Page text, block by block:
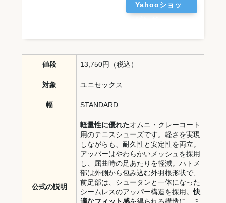
Yahooショッ
値段 13,750円（税込）
対象 ユニセックス
幅 STANDARD
公式の説明
軽量性に優れたオムニ・クレーコート
用のテニスシューズです。軽さを実現
しながらも、耐久性と安定性を両立。
アッパーはやわらかいメッシュを採用
し、屈曲時の足あたりを軽減。ハトメ
部は外側から包み込む外羽根形状で、
前足部は、シュータンと一体になった
シームレスのアッパー構造を採用。快